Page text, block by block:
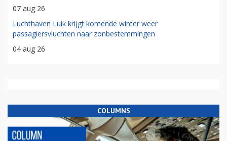
07 aug 26
Luchthaven Luik krijgt komende winter weer
passagiersvluchten naar zonbestemmingen
04 aug 26
COLUMNS